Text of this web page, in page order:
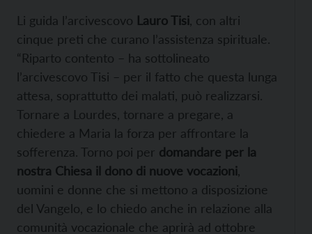
Li guida l’arcivescovo Lauro Tisi , con altri
cinque preti che curano l’assistenza spirituale.
“Riparto contento – ha sottolineato
l’arcivescovo Tisi – per il fatto che questa lunga
attesa, soprattutto dei malati, può realizzarsi.
Tornare a Lourdes, tornare a pregare, a
chiedere a Maria la forza per affrontare la
sofferenza. Torno poi per domandare per la
nostra Chiesa il dono di nuove vocazioni
uomini e donne che si mettono a disposizione
del Vangelo, e lo chiedo anche in relazione alla
comunità vocazionale che aprirà ad ottobre